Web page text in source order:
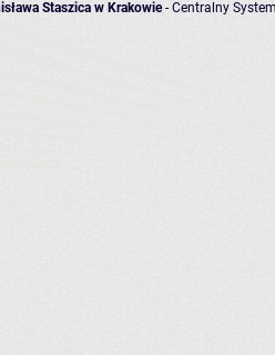
Staszica w Krakowie- Centralny